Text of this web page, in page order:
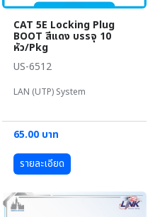
CAT 5E Locking Plug
BOOT สีแดง บรรจุ 10
หัว/Pkg
US-6512
LAN (UTP) System
65.00 บาท
รายละเอียด